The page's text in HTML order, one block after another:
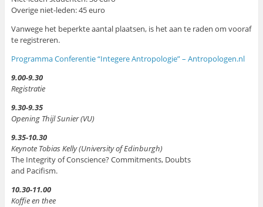
Overige niet-leden: 45 euro
Vanwege het beperkte aantal plaatsen, is het aan te raden om vooraf
te registreren.
Programma Conferentie “Integere Antropologie” – Antropologen.nl
9.00-9.30
Registratie
9.30-9.35
Opening Thijl Sunier (VU)
9.35-10.30
Keynote Tobias Kelly (University of Edinburgh)
The Integrity of Conscience? Commitments, Doubts
and Pacifism.
10.30-11.00
Koffie en thee